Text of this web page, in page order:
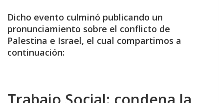
Dicho evento culminó publicando un
pronunciamiento sobre el conflicto de
Palestina e Israel, el cual compartimos a
continuación: